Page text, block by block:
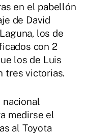
en el pabellón
de David
los de
con 2
los de Luis
tres victorias.
nacional
medirse el
al Toyota